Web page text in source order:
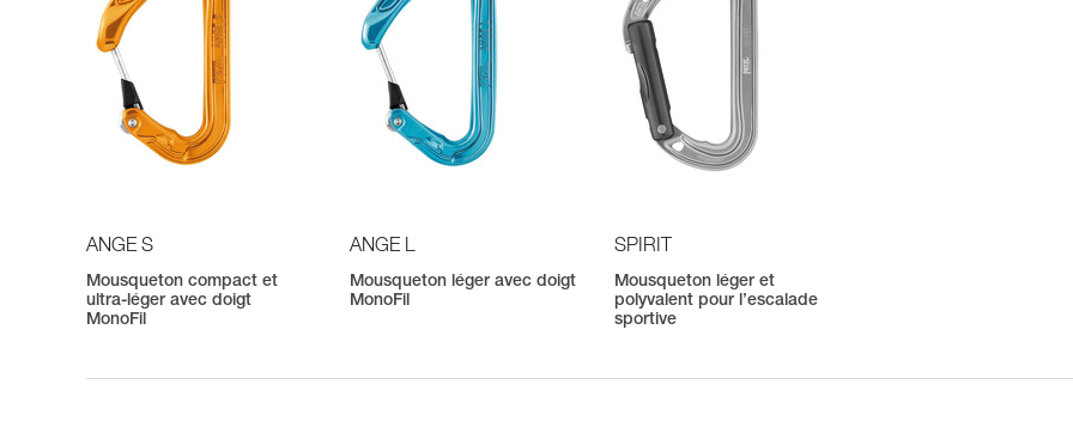
ANGE S
Mousqueton compact et
ultra-léger avec doigt
MonoFil
ANGE L
Mousqueton léger avec doigt
MonoFil
SPIRIT
Mousqueton léger et
polyvalent pour l’escalade
sportive